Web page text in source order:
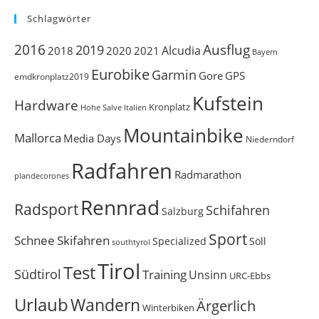
Schlagwörter
2016 2018 20192020 2021 AlcudiaAusflug Bayern
emdkronplatz2019 EurobikeGarmin Gore GPS
Hardware Hohe Salve Italien Kronplatz Kufstein
Mallorca Media Days Mountainbike Niederndorf
plandecorones Radfahren Radmarathon
RadsportRennrad Salzburg Schifahren
Schnee Skifahren southtyrol Specialized SportSöll
Südtirol TestTirol TrainingUnsinn URC-Ebbs
UrlaubWandern Winterbiken Ärgerlich